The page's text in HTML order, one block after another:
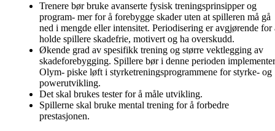
Trenere bør bruke avanserte fysisk treningsprinsipper og
program- mer for å forebygge skader uten at spilleren må gå
ned i mengde eller intensitet. Periodisering er avgjørende for
holde spillere skadefrie, motivert og ha overskudd.
Økende grad av spesifikk trening og større vektlegging av
skadeforebygging. Spillere bør i denne perioden
Olym- piske løft i styrketreningsprogrammene for styrke- og
powerutvikling.
Det skal brukes tester for å måle utvikling.
Spillerne skal bruke mental trening for å forbedre
prestasjonen.